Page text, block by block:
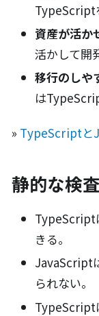
TypeScript
資産が活か
活かして開
移行のしや
は
» TypeScriptと
静的な検査
TypeScript
きる。
JavaScript
られない。
TypeScript